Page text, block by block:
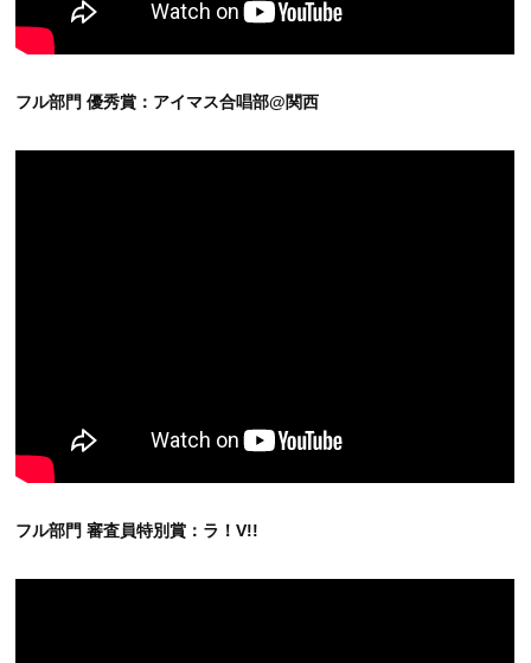
フル部門 優秀賞：アイマス合唱部@関西
フル部門 審査員特別賞：ラ！V!!